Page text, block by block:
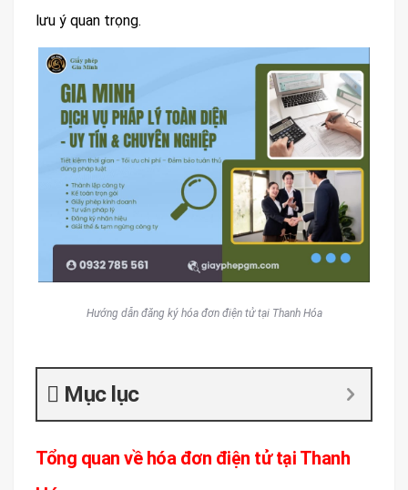
lưu ý quan trọng.
Hướng dẫn đăng ký hóa đơn điện tử tại Thanh Hóa
Mục lục
Tổng quan về hóa đơn điện tử tại Thanh